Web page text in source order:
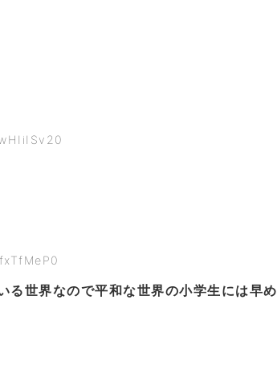
る世界なので平和な世界の小学生には早め